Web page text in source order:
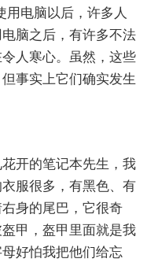
用电脑以后，许多人
脑之后，有许多不法
人寒心。虽然，这些
事实上它们确实发生
开的笔记本先生，我
服很多，有黑色、有
身的尾巴，它很奇
甲，盔甲里面就是我
好怕我把他们给忘